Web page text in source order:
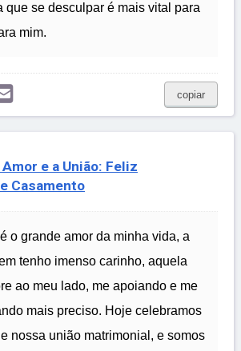
que se desculpar é mais vital para
mim.
copiar
e a União: Feliz
Casamento
o grande amor da minha vida, a
tenho imenso carinho, aquela
ao meu lado, me apoiando e me
mais preciso. Hoje celebramos
nossa união matrimonial, e somos